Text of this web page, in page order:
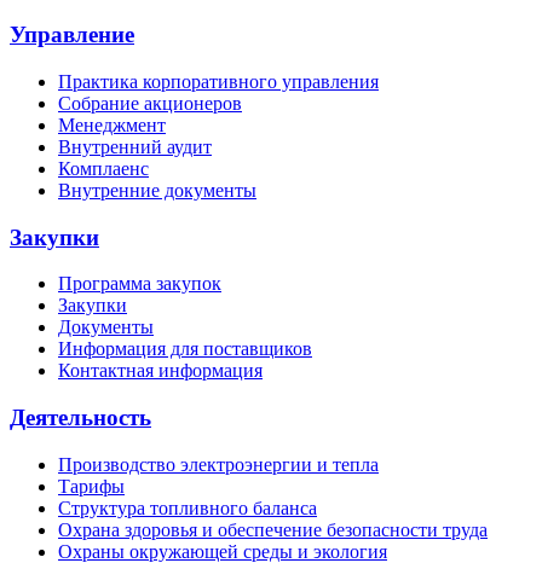
Управление
Практика корпоративного управления
Собрание акционеров
Менеджмент
Внутренний аудит
Комплаенс
Внутренние документы
Закупки
Программа закупок
Закупки
Документы
Информация для поставщиков
Контактная информация
Деятельность
Производство электроэнергии и тепла
Тарифы
Структура топливного баланса
Охрана здоровья и обеспечение безопасности труда
Охраны окружающей среды и экология